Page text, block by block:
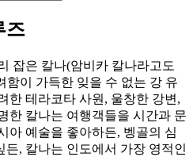
즈
잡은 칼나(암비카 칼나라고도
함이 가득한 잊을 수 없는 강 유
한 테라코타 사원, 울창한 강변,
한 칼나는 여행객들을 시간과 문
아 예술을 좋아하든, 벵골의 심
, 칼나는 인도에서 가장 영적인